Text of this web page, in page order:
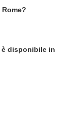
è disponibile in